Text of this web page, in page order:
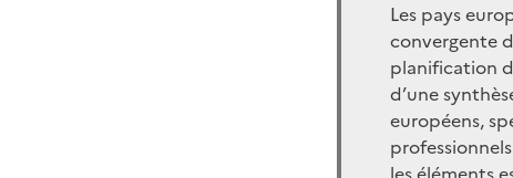
Les pays
convergente
planification
d’une
européens,